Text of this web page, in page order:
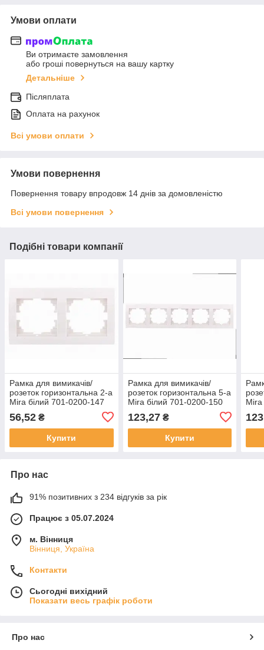
Умови оплати
Ви отримаєте замовлення
або гроші повернуться на вашу картку
Детальніше
Післяплата
Оплата на рахунок
Всі умови оплати
Умови повернення
Повернення товару впродовж 14 днів за домовленістю
Всі умови повернення
Подібні товари компанії
Рамка для вимикачів/
розеток горизонтальна 2-а
Mira білий 701-0200-147
56,52 ₴
Купити
Рамка для вимикачів/
розеток горизонтальна 5-а
Mira білий 701-0200-150
123,27₴
Купити
Про нас
91% позитивних з 234 відгуків за рік
Працює з 05.07.2024
м. Вінниця
Вінниця, Україна
Контакти
Сьогодні вихідний
Показати весь графік роботи
Про нас